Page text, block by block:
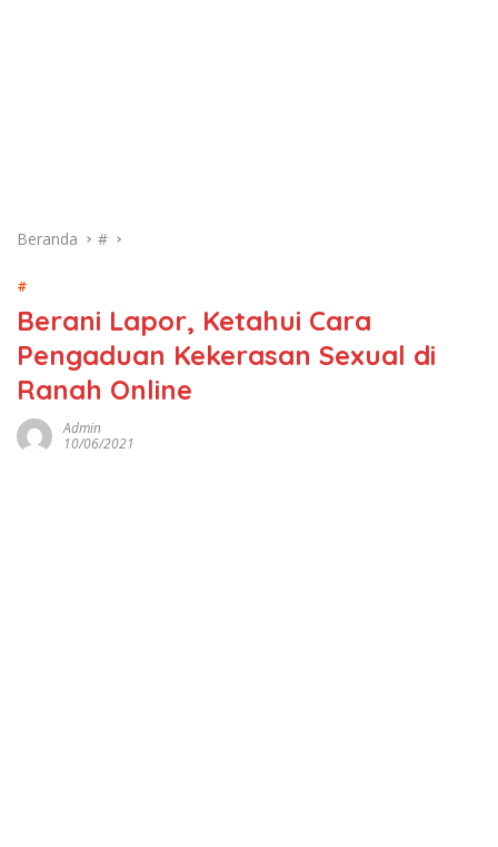
Beranda #
#
Berani Lapor, Ketahui Cara
Pengaduan Kekerasan Sexual di
Ranah Online
Admin
10/06/2021